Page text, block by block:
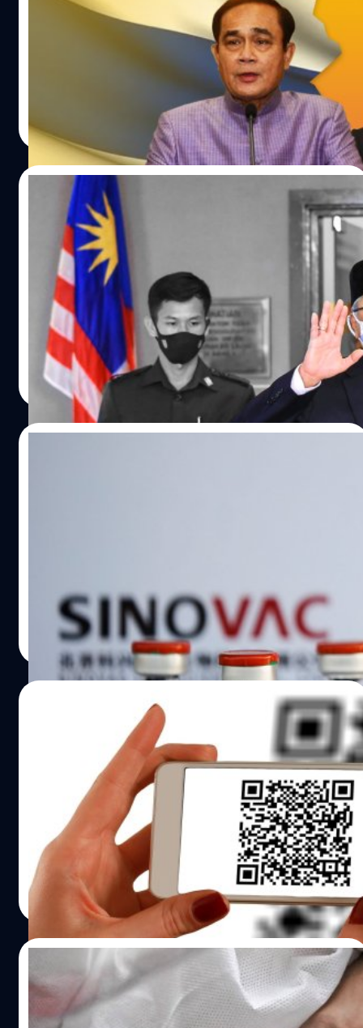
สายสัมพันธ์ไทยกับมาเลเซียไม่เคยราบรื่นเลย มีปัญหาคารา
คาซังมาตลอด โดยเฉพาะประเด็นความไม่สงบใน 3 จังหวัด
ภาคใต้ ความร่วมมือทวิภาคียังย่ำอยู่กับที่ รวมทั้งวงเงินการค้า
การลงทุนระหว่างสองประเทศนี้ที่ก็น่าจะดีและสูงมากกว่านี้ ใน
ระดับประชาชนต่อประชาชนยิ่งเป็นปัญหาใหญ่เพราะไม่มี
ความใกล้ชิดในระดับชาวบ้าน ทั้งชาวมุสลิมและชาวพุทธยังมี
ความระแวงซึ่งกันและกัน อย่างไรก็ดี ในอนาคตมิตรภาพไทย
กับมาเลเซียอาจจะพัฒนาไปทางที่ดีขึ้นก็ได้ เนื่องจากเมื่อเร็ว ๆ
นี้รัฐบาลใหม่ของมาเลเซียภายใต้การนำของนายกรัฐมนตรี อิส
มาอิล ซาบรี ยาค็อบ ได้ออกแนวนโยบายต่างประเทศขึ้นมา
ใหม่เพื่อรับมือสถานการณ์โลกหลังโรคระบาดโควิด นับว่าเป็น
ประเทศแรกในอาเซียนที่ออกนโยบายต่างประเทศในลักษณะนี้
โดยให้ความสำคัญต่อความร่วมมือในกรอบพหุภาคี มี 7
ประเด็นสำคัญในการทูตใหม่มาเลเซียคือ ต้องเสริมสร้างความ
เชื่อมโยงกับประชาคมโลกในทุกแพลตฟอร์มเพื่อฟื้นฟู
เศรษฐกิจของประเทศพยายามเพิ่มขีดความสามารถในการ
ผลิตและจัดการเรื่องวัคซีนในห่วงโซ่อุปทานนานาชาติต้อง
พัฒนาเศรษฐกิจดิจิทัลเพราะเป็นพลังสำคัญหนึ่งในการส่ง
เสริมการเติบโตทางเศรษฐกิจต้องมีส่วนรวมในการกำหนดกฏ
หมายและข้อบังคับเกี่ยวกับความมั่นคงทางไซเบอร์เพื่อปกป้อง
ผลประโยชน์ของประเทศส่งเสริมการทูตวัฒนธรรมมาเลเซียใน
เวทีโลกเพื่อเพิ่มอัตลักษณ์ของประเทศรวมทั้งการพัฒนาตลาด
เวลาหลายปีแล้ว จึงไม่แปลกที่รัฐบาลชุดนี้จะชิงออกนโยบาย
ต่างประเทศออกมาก่อนเพื่อแสดงตัวตน เพราะการเมือง
ภายในยังไม่เสถียร อาจจะอยู่ได้ไม่นาน ที่น่าแปลกใจในการ
ทูตใหม่มาเลเซียคือไม่มีการกล่าวถึงความสำคัญของอาเซียน
เลยรวมทั้งประเทศในภูมิภาคโดยเฉพาะประเทศที่มีชายแดน
ติดกัน มาเลเซียมีปัญหาทวิภาคีมากมายกับไทย อินโดนีเซีย
และสิงค์โปร์ ในวงการทูตเป็นที่รู้กันว่า มาเลเซียต้องการส่ง
เสริมบทบาทตัวเองในเวทีโลกมุสลิมเพื่อแข่งกับอินโดนีเซียและ
ตุรกีในฐานะที่เป็นประเทศมุสลิมสายกลางที่ความเป็น
ประชาธิปไตย มาเลเซียมักจะมีท่าทีและจุดยืนที่ค่อนข้างแข็ง
ขันในการปกป้องชาวโรฮิงญา ปัญหาการย้ายถิ่นและแรงงาน
ข้ามชาติ แหล่งข่าวทำเนียบรัฐบาลเปิดเผยกับแบไต๋ว่า นายก
รัฐมนตรีซาบรีมีกำหนดการมาเยือนไทยวันที่ 28 ถึง 30
ธันวาคมนี้ รัฐบาลไทยควรใช้โอกาสนี้เปิดอกกับมาเลเซีย ฝ่าย
ไทยต้องจี้เจ้าหน้าที่ฝ่ายบริหารความมั่นคงมาเลเซียว่าถึงเวลา
แล้วที่ต้องหันมาแก้ไขปัญหาสามจังหวัดภาคใต้อย่างจริงจัง
ไม่ใช่เอาแต่เสแสร้งทำอย่างที่เคยทำมาตลอด มาเลเซียเป็น
ปัจจัยสำคัญที่จะนำมาสู่ปลดล็อกการเมืองทั้งด้านอัตลักษณ์
และภาษา เนื่องจากคนสองสัญชาติใน 3 จังหวัดภาคใต้ก่อ
เหตุไม่สงบตลอดเวลาที่ผ่านมา มักจะหนีซ่อนตัวในฝั่ง
มาเลเซีย สมัยก่อนช่วงที่สัมพันธ์ทั้งสองประเทศดีมาก…
| 1690 days ago
Read More
24/08/2021
การเมืองแบบ ‘เล่นพรรคเล่นพวก’ สไตล์
มาเลเซีย
การเมืองมาเลเซียคล้ายคลึงกับการเมืองไทยตรงที่เล่นพรรค
เล่นพวก ใช้เงินและอิทธิพลมหาศาลซื้อตำแหน่งหรือเพื่อรักษา
อำนาจของนักการเมืองไว้ ที่ต่างจากของไทยไปบ้างเป็นการ
เมืองของกลุ่มชาติพันธ์ กล่าวคือพรรคกลุ่มชาตินิยมมาเลย์จะ
มีบทบาทมากกว่าชาติพันธุ์อื่น ๆ เช่น จีนและอินเดีย ซึ่งต่างก็มี
พรรคการเมืองเป็นตัวแทน นายกรัฐมนตรีคนใหม่ชื่อ อิสมาอิล
ซาบรี (Ismail Sabri) ได้เลื่อนตำแหน่งขึ้นจากรองนายก
รัฐมนตรี ครั้งนี้ก็มากับพรรคอัมโนนั่นเอง เป็นผลมาจากการต่อ
รองของสมาชิกผู้แทนราษฎรที่มีทั้งหมด 222 ที่นั่ง ใคร
นายกรัฐมนตรีคนใหม่ทันที เพื่อกันไม่ให้พรรคฝ่ายค้านซึ่งมี
อดีตรองนายกรัฐนมตรี อิบราฮิบ อันวา เป็นหัวหน้ารอท่าเข้า
เสียบอยู่ ทั้ง ๆ ที่พรรคร่วมอัมโนมีประวัติศาสตร์ความเป็นมา
เต็มไปด้วยเรื่องคอร์รัปชัน เรื่องอื้อฉาวแต่ละเรื่องนั้นมีมูลค่า
มหาศาลเป็นหมื่น ๆ ล้านบาท ก็ยังไม่สามารถทำลายบารมีที่
สร้างสมกันมานานกว่า 6 ทศวรรษ พรรคนี้ยังเป็นเสาหลักของ
การเมืองมาเลเซียอยู่ถึงแม้ว่าจะสูญเสียอำนาจเมื่อ 2 ปีก่อน
สืบเนื่องจากกรณีคอรัปชั่นครั้งมโหฬารในรัฐบาลของอดีต
นายกรัฐมนตรี นาจิบ ราซัก ลึก ๆ คนมาเลย์เห็นและยอมรับว่า
พรรคอัมโนเป็นพรรคที่ปกป้องผลประโยน์ของชาวมาเลเซีย
หรือที่เราเรียกกันว่า ‘ภูมิบุตร’ คือคนพื้นถิ่นนั่นเอง…
กวี จงกิจถาวร | 1810 days ago
Read More
ซื้อวัคซีนชนิดอื่นมาเพียงพอแล้ว
ภควัต ขจิตวิชยานุกูล| 1850 days ago
Read More
เปิดตัวบริการให้คนไทยชำระเงินผ่าน QR Code
แก่ร้านค้าในมาเลเซียได้แล้ว
18 มิถุนายน ธนาคารแห่งประเทศไทยและธนาคารกลาง
มาเลเซียได้เปิดตัวบริการชำระเงินระหว่างสองประเทศผ่าน
QR Code โดยให้ผู้ซื้อสินค้าและผู้ใช้บริการสามารถหยิบสมา
ร์ตโฟนมาสแกน QR Code ชำระเงินข้ามประเทศได้ทันทีอย่าง
สะดวกปลอดภัยไม่ต้องพกเงินสด
ศิลา วงศ์เจริญ | 1877 days ago
Read More
เด็กกว่า 82,300 คนในมาเลเซียได้รับผลตรวจ
โควิดเป็นบวก